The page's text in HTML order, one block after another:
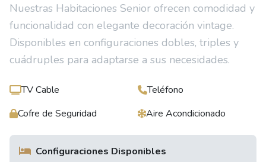
Nuestras Habitaciones Senior ofrecen comodidad y
funcionalidad con elegante decoración vintage.
Disponibles en configuraciones dobles, triples y
cuádruples para adaptarse a sus necesidades.
TV Cable
Teléfono
Cofre de Seguridad
Aire Acondicionado
Configuraciones Disponibles